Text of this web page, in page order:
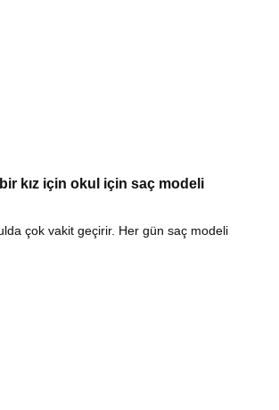
bir kız için okul için saç modeli
çok vakit geçirir. Her gün saç modeli